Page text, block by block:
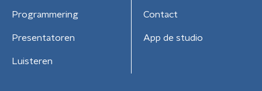
Programmering
Presentatoren
Luisteren
Contact
App de studio